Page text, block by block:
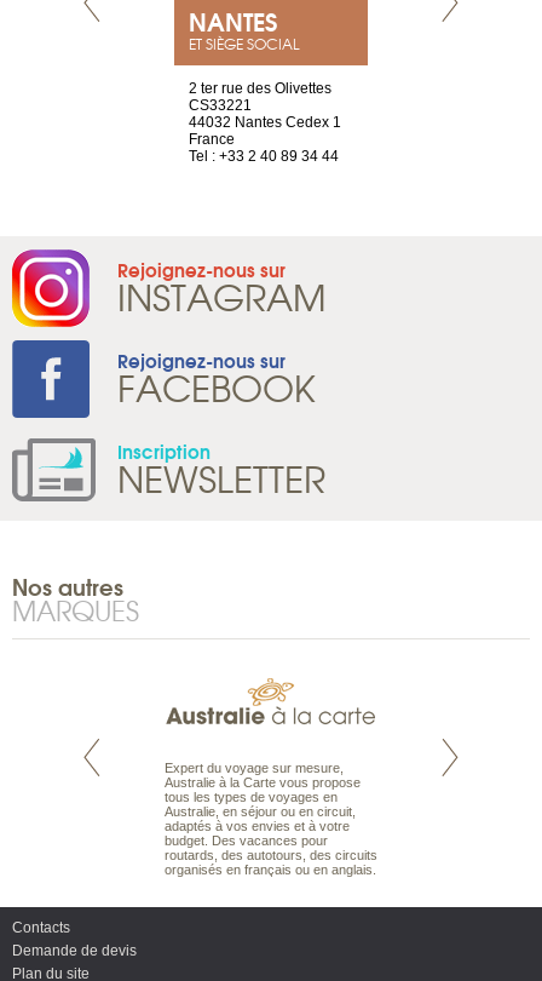
NANTES
ET SIÈGE SOCIAL
2 ter rue des Olivettes
CS33221
44032 Nantes Cedex 1
France
Tel : +33 2 40 89 34 44
Rejoignez-nous sur
INSTAGRAM
Rejoignez-nous sur
FACEBOOK
Inscription
NEWSLETTER
Nos autres
MARQUES
est le spécialiste
Expert du voyage sur mesure,
Australie à la Carte vous propose
tous les types de voyages en
Australie, en séjour ou en circuit,
adaptés à vos envies et à votre
budget. Des vacances pour
routards, des autotours, des circuits
organisés en français ou en anglais.
Parce qu'ils sont
Contacts
Demande de devis
Plan du site